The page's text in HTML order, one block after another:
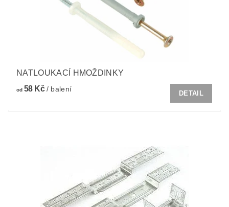
NATLOUKACÍ HMOŽDINKY
od58 Kč/ balení
DETAIL